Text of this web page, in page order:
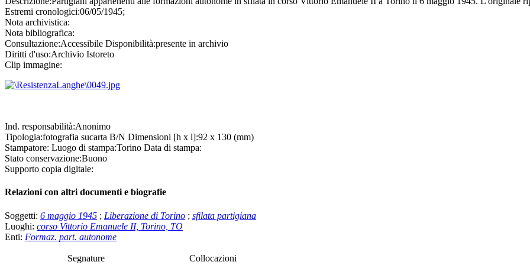
Estremi cronologici:06/05/1945;
Nota archivistica:
Nota bibliografica:
Consultazione:Accessibile Disponibilità:presente in archivio
Diritti d'uso:Archivio Istoreto
Clip immagine:
Ind. responsabilità:Anonimo
Tipologia:fotografia sucarta B/N Dimensioni [h x l]:92 x 130 (mm)
Stampatore: Luogo di stampa:Torino Data di stampa:
Stato conservazione:Buono
Supporto copia digitale:
Relazioni con altri documenti e biografie
Soggetti: 6 maggio 1945 ; Liberazione di Torino ; sfilata partigiana
Luoghi: corso Vittorio Emanuele II, Torino, TO
Enti: Formaz. part. autonome
Segnature Collocazioni